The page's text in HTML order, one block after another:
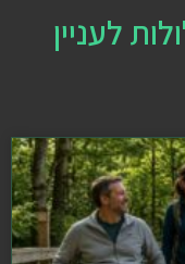
לעניין